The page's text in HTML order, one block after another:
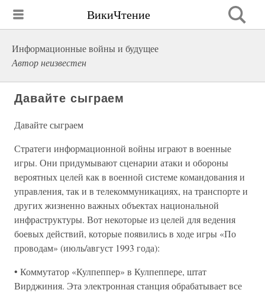
ВикиЧтение
Информационные войны и будущее
Автор неизвестен
Давайте сыграем
Давайте сыграем
Стратеги информационной войны играют в военные
игры. Они придумывают сценарии атаки и обороны
вероятных целей как в военной системе командования и
управления, так и в телекоммуникациях, на транспорте и
других жизненно важных объектах национальной
инфраструктуры. Вот некоторые из целей для ведения
боевых действий, которые появились в ходе игры «По
проводам» (июль/август 1993 года):
• Коммутатор «Кулпеппер» в Кулпеппере, штат
Вирджиния. Эта электронная станция обрабатывает все